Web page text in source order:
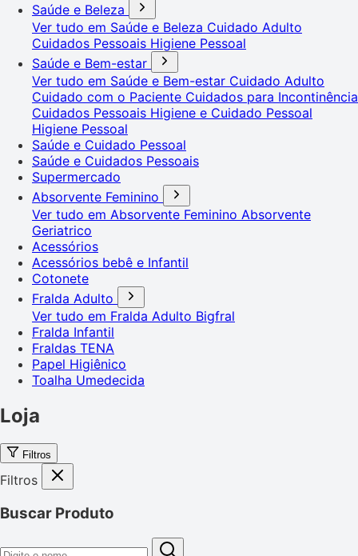
Saúde e Beleza
Ver tudo em Saúde e Beleza Cuidado Adulto
Cuidados Pessoais Higiene Pessoal
Saúde e Bem-estar
Ver tudo em Saúde e Bem-estar Cuidado Adulto
Cuidado com o Paciente Cuidados para Incontinência
Cuidados Pessoais Higiene e Cuidado Pessoal
Higiene Pessoal
Saúde e Cuidado Pessoal
Saúde e Cuidados Pessoais
Supermercado
Absorvente Feminino
Ver tudo em Absorvente Feminino Absorvente
Geriatrico
Acessórios
Acessórios bebê e Infantil
Cotonete
Fralda Adulto
Ver tudo em Fralda Adulto Bigfral
Fralda Infantil
Fraldas TENA
Papel Higiênico
Toalha Umedecida
Loja
Filtros
Filtros
Buscar Produto